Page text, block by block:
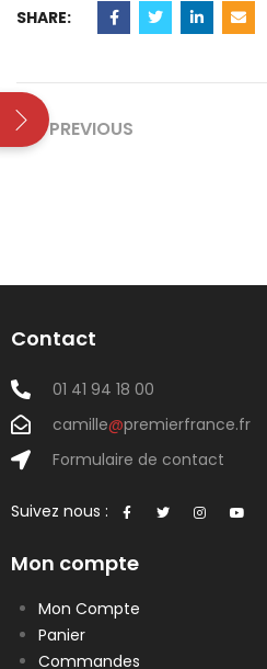
SHARE:
PREVIOUS
Contact
01 41 94 18 00
camille@premierfrance.fr
Formulaire de contact
Suivez nous :
Mon compte
Mon Compte
Panier
Commandes